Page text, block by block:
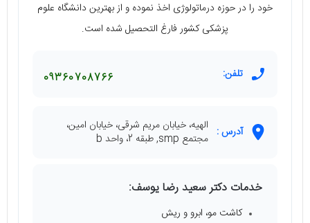
خود را در حوزه‌ درماتولوژی اخذ نموده و از بهترین دانشگاه علوم
پزشکی کشور فارغ التحصیل شده است.
تلفن: 09360708766
آدرس : الهیه، خیابان مریم شرقی، خیابان امین،
مجتمع smp, طبقه 2، واحد b
خدمات دکتر سعید رضا یوسف:
کاشت مو، ابرو و ریش